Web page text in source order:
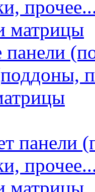
матрицы
панели
матрицы